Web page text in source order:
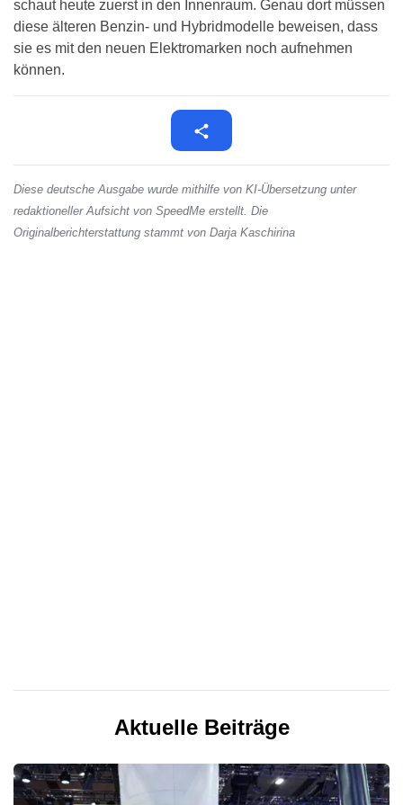
schaut heute zuerst in den Innenraum. Genau dort müssen
diese älteren Benzin- und Hybridmodelle beweisen, dass
sie es mit den neuen Elektromarken noch aufnehmen
können.
Diese deutsche Ausgabe wurde mithilfe von KI-Übersetzung unter
redaktioneller Aufsicht von SpeedMe erstellt. Die
Originalberichterstattung stammt von Darja Kaschirina
Aktuelle Beiträge